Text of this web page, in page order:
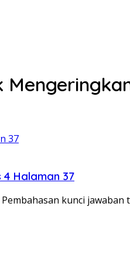
4 Halaman 37
kunci jawaban